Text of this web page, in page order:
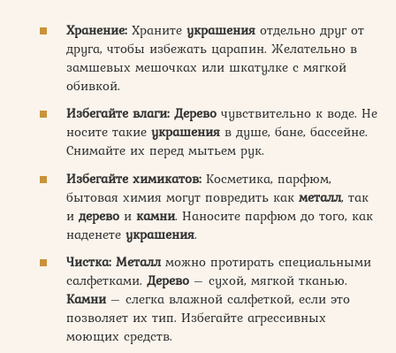
Хранение: Храните украшения отдельно друг от
друга, чтобы избежать царапин. Желательно в
замшевых мешочках или шкатулке с мягкой
обивкой.
Избегайте влаги: Дерево чувствительно к воде. Не
носите такие украшения в душе, бане, бассейне.
Снимайте их перед мытьем рук.
Избегайте химикатов: Косметика, парфюм,
бытовая химия могут повредить как металл, так
и дерево и камни. Наносите парфюм до того, как
наденете украшения.
Чистка: Металлможно протирать специальными
салфетками. Дерево – сухой, мягкой тканью.
Камни– слегка влажной салфеткой, если это
позволяет их тип. Избегайте агрессивных
моющих средств.